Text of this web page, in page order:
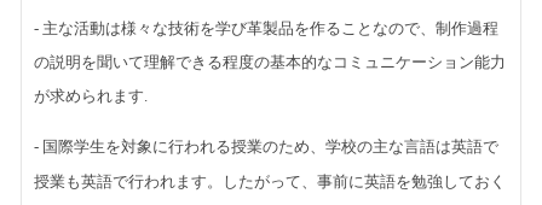
- 主な活動は様々な技術を学び革製品を作ることなので、制作過程
の説明を聞いて理解できる程度の基本的なコミュニケーション能力
が求められます.
- 国際学生を対象に行われる授業のため、学校の主な言語は英語で
授業も英語で行われます。したがって、事前に英語を勉強しておく